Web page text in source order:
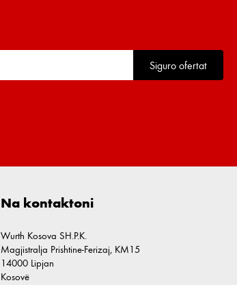
Siguro ofertat
Na kontaktoni
Wurth Kosova SH.P.K.
Magjistralja Prishtine-Ferizaj, KM15
14000 Lipjan
Kosovë